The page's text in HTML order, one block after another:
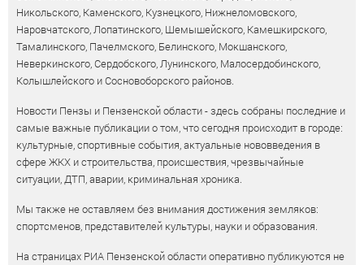
Никольского, Каменского, Кузнецкого, Нижнеломовского,
Наровчатского, Лопатинского, Шемышейского, Камешкирского,
Тамалинского, Пачелмского, Белинского, Мокшанского,
Неверкинского, Сердобского, Лунинского, Малосердобинского,
Колышлейского и Сосновоборского районов.
Новости Пензы и Пензенской области - здесь собраны последние и
самые важные публикации о том, что сегодня происходит в городе:
культурные, спортивные события, актуальные нововведения в
сфере ЖКХ и строительства, происшествия, чрезвычайные
ситуации, ДТП, аварии, криминальная хроника.
Мы также не оставляем без внимания достижения земляков:
спортсменов, представителей культуры, науки и образования.
На страницах РИА Пензенской области оперативно публикуются не